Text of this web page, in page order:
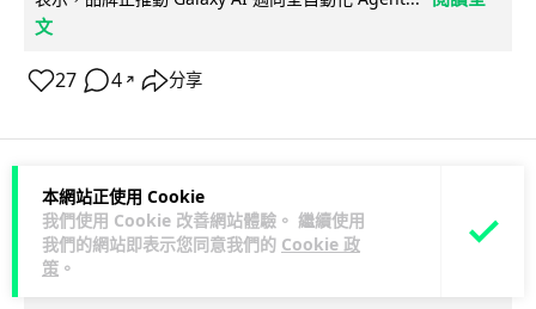
本網站正使用 Cookie
我們使用 Cookie 改善網站體驗。 繼續使用
我們的網站即表示您同意我們的 Cookie 政
策 。
文
27 4 ↗ 分享
科技娛樂 生活娛樂
Lawton